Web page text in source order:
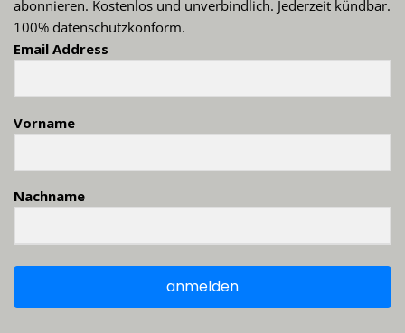
abonnieren. Kostenlos und unverbindlich. Jederzeit kündbar.
100% datenschutzkonform.
Email Address
Vorname
Nachname
anmelden